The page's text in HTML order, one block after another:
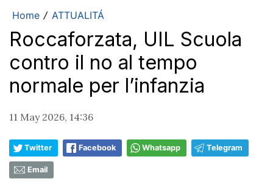
Home / ATTUALITÁ
Roccaforzata, UIL Scuola
contro il no al tempo
normale per l’infanzia
11 May 2026, 14:36
Twitter Facebook Whatsapp Telegram
Email